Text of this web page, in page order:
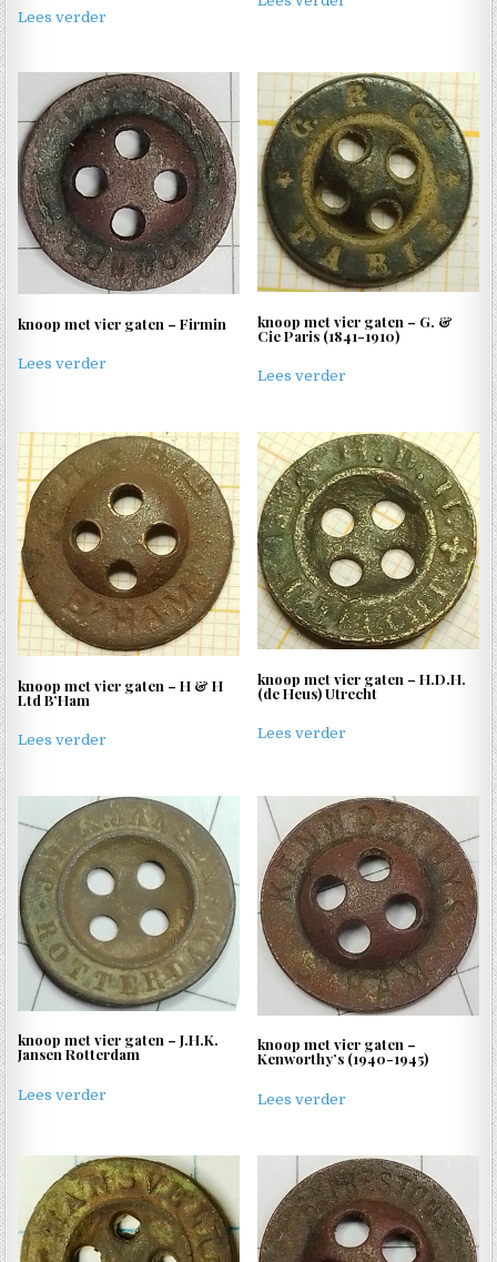
Lees verder
knoop met vier gaten – Firmin
Lees verder
knoop met vier gaten – G. &
Cie Paris (1841-1910)
Lees verder
knoop met vier gaten – H & H
Ltd B’Ham
Lees verder
knoop met vier gaten – H.D.H.
(de Heus) Utrecht
Lees verder
knoop met vier gaten – J.H.K.
Jansen Rotterdam
Lees verder
knoop met vier gaten –
Kenworthy’s (1940-1945)
Lees verder